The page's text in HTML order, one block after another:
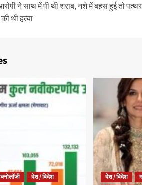
ने साथ में पी थी शराब, नशे में बहस हुई तो
थी हत्‍या
देश / विदेश
देश / विदेश